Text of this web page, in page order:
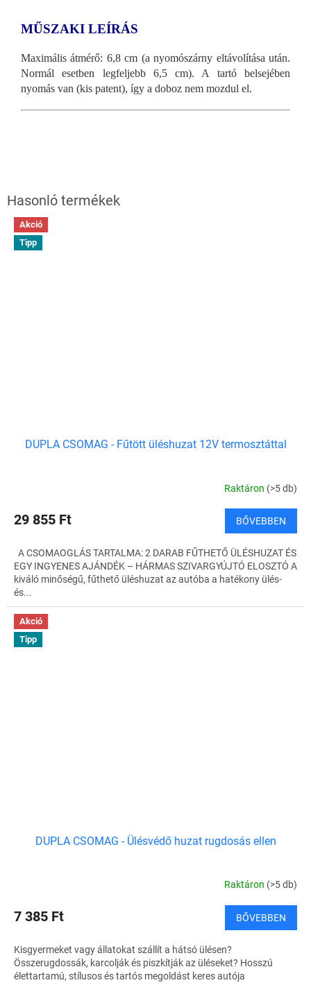
MŰSZAKI LEÍRÁS
Maximális átmérő: 6,8 cm (a nyomószárny eltávolítása után.
Normál esetben legfeljebb 6,5 cm). A tartó belsejében
nyomás van (kis patent), így a doboz nem mozdul el.
Akció
Tipp
DUPLA CSOMAG - Fűtött üléshuzat 12V termosztáttal
Raktáron (>5 db)
29 855 Ft BŐVEBBEN
A CSOMAOGLÁS TARTALMA: 2 DARAB FŰTHETŐ ÜLÉSHUZAT ÉS
EGY INGYENES AJÁNDÉK – HÁRMAS SZIVARGYÚJTÓ ELOSZTÓ A
kiváló minőségű, fűthető üléshuzat az autóba a hatékony ülés-
és...
Akció
Tipp
DUPLA CSOMAG - Ülésvédő huzat rugdosás ellen
Raktáron (>5 db)
7 385 Ft BŐVEBBEN
Kisgyermeket vagy állatokat szállít a hátsó ülésen?
Összerugdossák, karcolják és piszkítják az üléseket? Hosszú
élettartamú, stílusos és tartós megoldást keres autója